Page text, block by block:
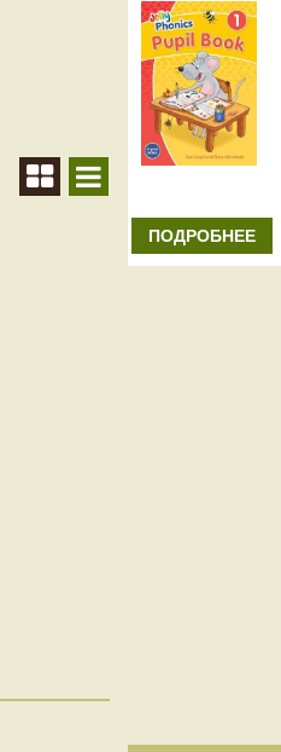
ПОДРОБНЕЕ